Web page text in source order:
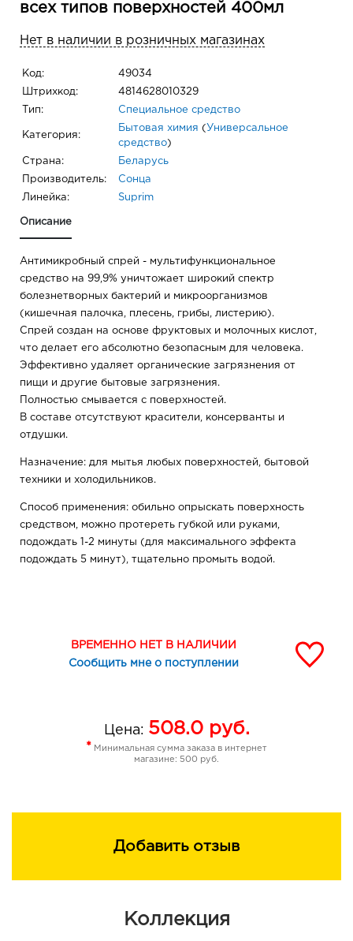
всех типов поверхностей 400мл
Нет в наличии в розничных магазинах
Код: 49034
Штрихкод: 4814628010329
Тип: Специальное средство
Категория:
Бытовая химия ( Универсальное
средство)
Страна: Беларусь
Производитель: Сонца
Линейка: Suprim
Описание
Антимикробный спрей - мультифункциональное
средство на 99,9% уничтожает широкий спектр
болезнетворных бактерий и микроорганизмов
(кишечная палочка, плесень, грибы, листерию).
Спрей создан на основе фруктовых и молочных кислот,
что делает его абсолютно безопасным для человека.
Эффективно удаляет органические загрязнения от
пищи и другие бытовые загрязнения.
Полностью смывается с поверхностей.
В составе отсутствуют красители, консерванты и
отдушки.
Назначение: для мытья любых поверхностей, бытовой
техники и холодильников.
Способ применения: обильно опрыскать поверхность
средством, можно протереть губкой или руками,
подождать 1-2 минуты (для максимального эффекта
подождать 5 минут), тщательно промыть водой.
ВРЕМЕННО НЕТ В НАЛИЧИИ
Сообщить мне о поступлении
Цена: 508.0руб.
* Минимальная сумма заказа в интернет
магазине: 500 руб.
Добавить отзыв
Коллекция